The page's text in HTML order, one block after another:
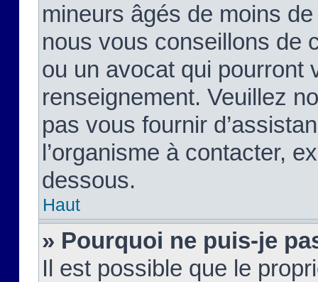
mineurs âgés de moins
nous vous conseillons de
ou un avocat qui pourront
renseignement. Veuillez
pas vous fournir
l’organisme à contacter,
dessous.
Haut
» Pourquoi ne puis-je
Il est possible que le